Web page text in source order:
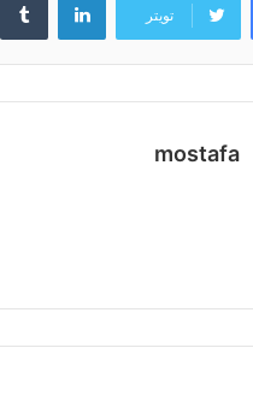
تويتر
mostafa